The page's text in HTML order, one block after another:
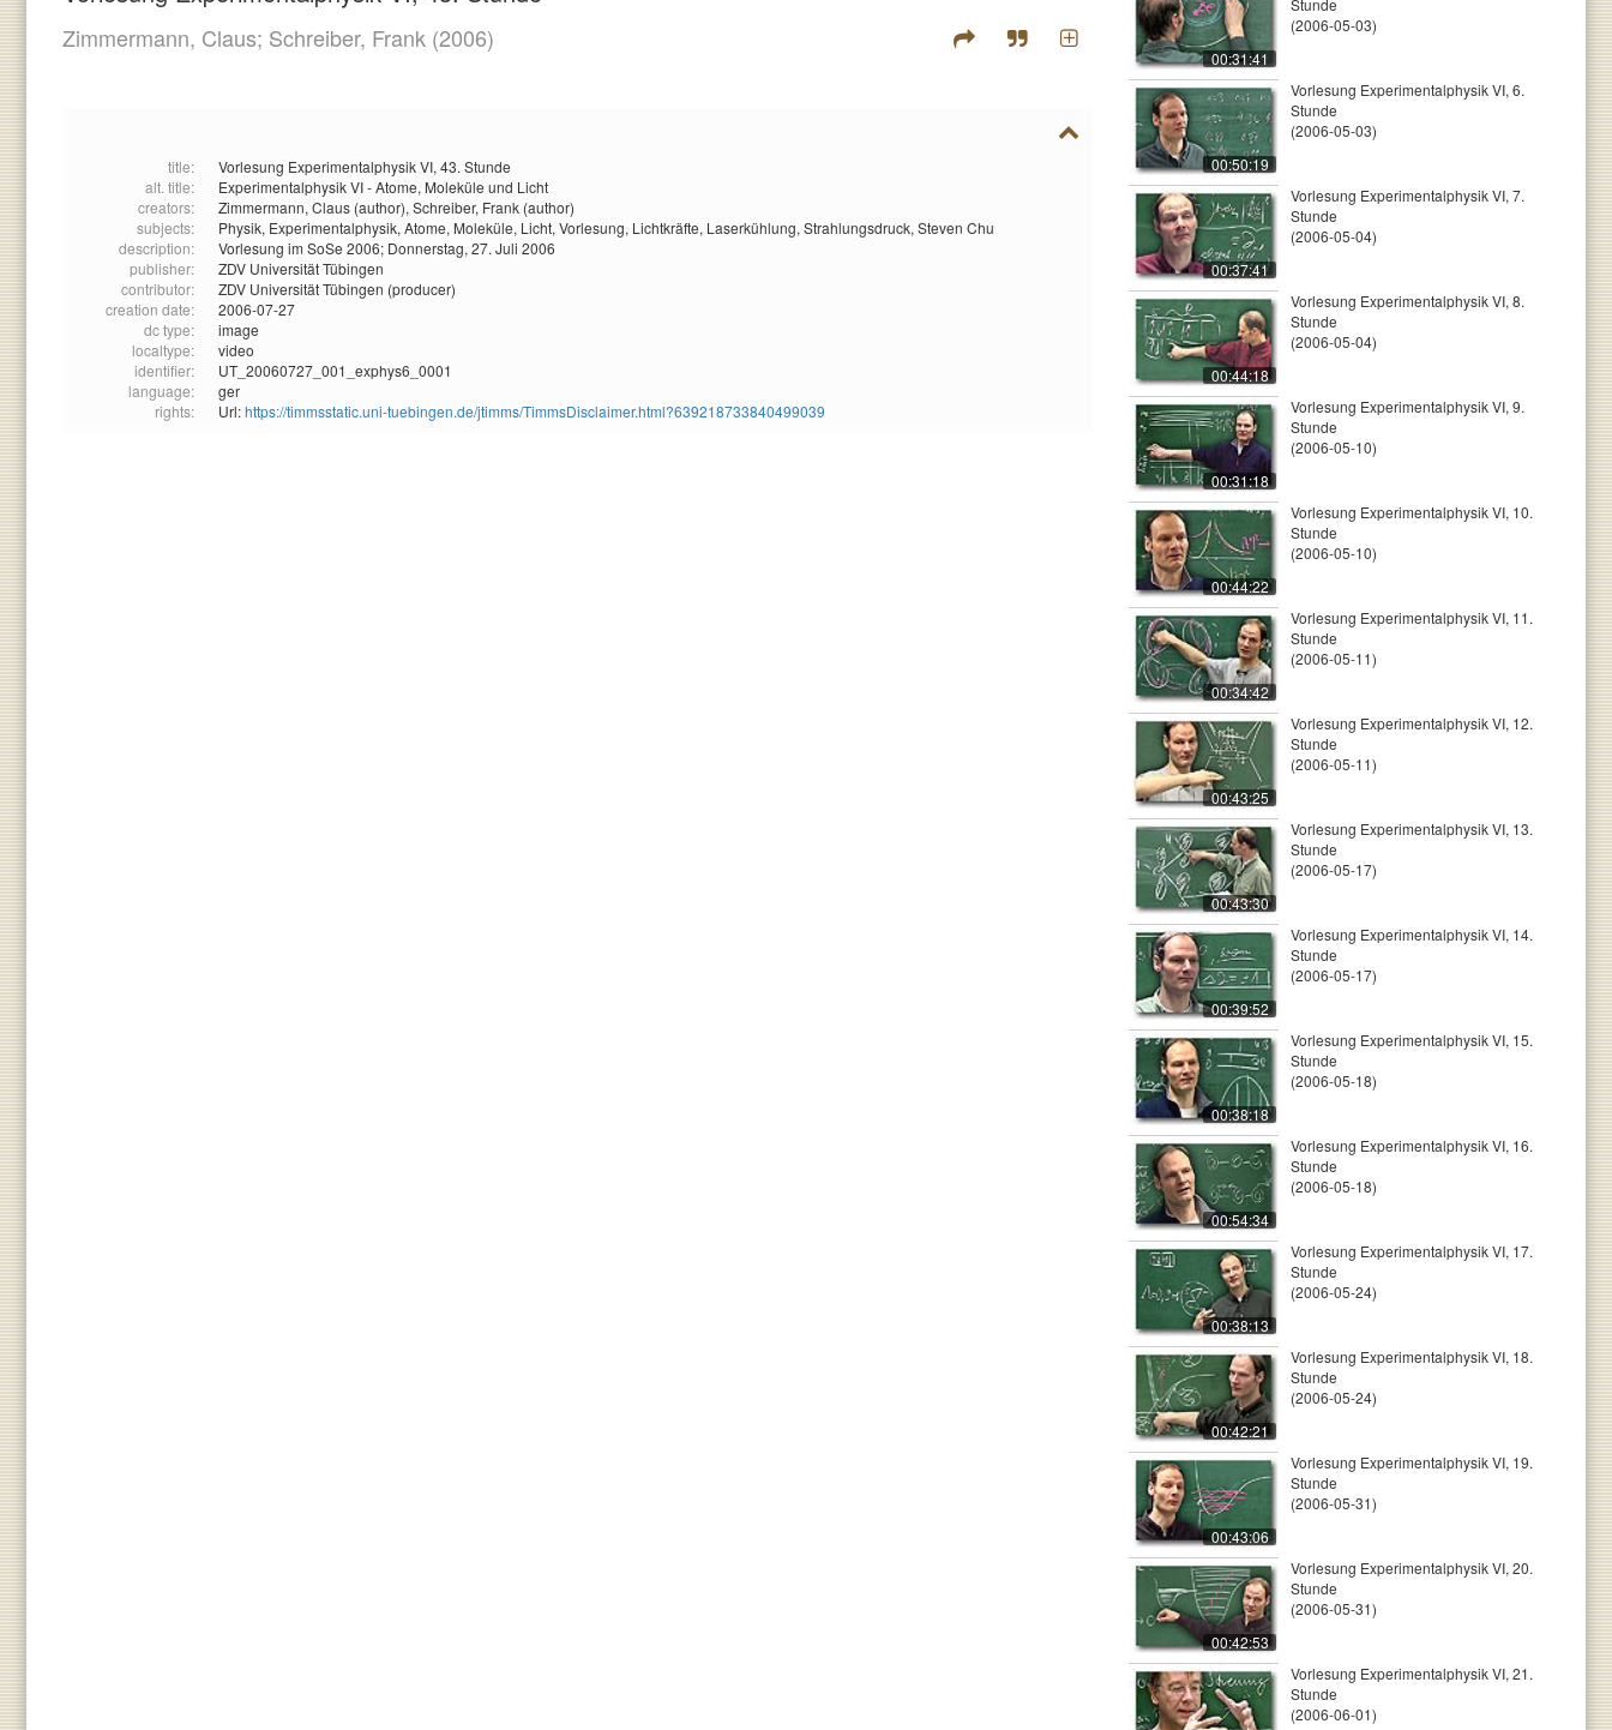
Zimmermann, Claus; Schreiber, Frank (2006)
title:
Vorlesung Experimentalphysik VI, 43. Stunde
alt. title:
Experimentalphysik VI - Atome, Moleküle und Licht
creators:
Zimmermann, Claus (author), Schreiber, Frank (author)
subjects:
Physik, Experimentalphysik, Atome, Moleküle, Licht, Vorlesung, Lichtkräfte, Laserkühlung, Strahlungsdruck, Steven Chu
description:
Vorlesung im SoSe 2006; Donnerstag, 27. Juli 2006
publisher:
ZDV Universität Tübingen
contributor:
ZDV Universität Tübingen (producer)
creation date:
2006-07-27
dc type:
image
localtype:
video
identifier:
UT_20060727_001_exphys6_0001
language:
ger
rights:
Url:https://timmsstatic.uni-tuebingen.de/jtimms/TimmsDisclaimer.html?639218733840499039
00:31:41
Stunde
(2006-05-03)
00:50:19
Vorlesung Experimentalphysik VI, 6.
Stunde
(2006-05-03)
00:37:41
Vorlesung Experimentalphysik VI, 7.
Stunde
(2006-05-04)
00:44:18
Vorlesung Experimentalphysik VI, 8.
Stunde
(2006-05-04)
00:31:18
Vorlesung Experimentalphysik VI, 9.
Stunde
(2006-05-10)
00:44:22
Vorlesung Experimentalphysik VI, 10.
Stunde
(2006-05-10)
00:34:42
Vorlesung Experimentalphysik VI, 11.
Stunde
(2006-05-11)
00:43:25
Vorlesung Experimentalphysik VI, 12.
Stunde
(2006-05-11)
00:43:30
Vorlesung Experimentalphysik VI, 13.
Stunde
(2006-05-17)
00:39:52
Vorlesung Experimentalphysik VI, 14.
Stunde
(2006-05-17)
00:38:18
Vorlesung Experimentalphysik VI, 15.
Stunde
(2006-05-18)
00:54:34
Vorlesung Experimentalphysik VI, 16.
Stunde
(2006-05-18)
00:38:13
Vorlesung Experimentalphysik VI, 17.
Stunde
(2006-05-24)
00:42:21
Vorlesung Experimentalphysik VI, 18.
Stunde
(2006-05-24)
00:43:06
Vorlesung Experimentalphysik VI, 19.
Stunde
(2006-05-31)
00:42:53
Vorlesung Experimentalphysik VI, 20.
Stunde
(2006-05-31)
Vorlesung Experimentalphysik VI, 21.
Stunde
(2006-06-01)